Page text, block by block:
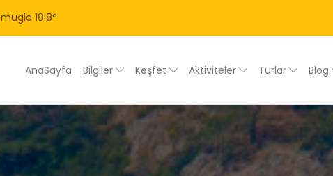
mugla 18.8°
AnaSayfa Bilgiler Keşfet Aktiviteler Turlar Blog